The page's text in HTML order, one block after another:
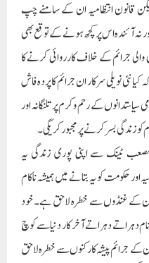
قانون انتظامیہ ان کے سامنے چپ
نہ آئندہ اس پر کچھ ہونے کے توقع بھی
جرائم کے خلاف کارروائی کرنے کا
نئی نویلی سرکار ان جرائم کا پردہ فاش
کے رحم وکرم پر تلنگانہ اور
زندگی بسر کرنے پر مجبور کریگی۔
ٹینک سے اپنی پوری زندگی یہ
حکومت کو یہ بتانے میں ہمیشہ ناکام
کے غنڈوں سے خطرہ لاحق ہے۔ خود
دہراتے دہراتے آخر کار دنیا سے کوچ
کے جرائم پیشہ کارکنوں سے خطرہ لاحق